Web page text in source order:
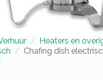
Heaters en
Chafing dish